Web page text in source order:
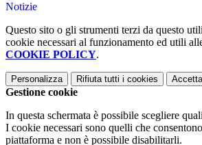
Notizie
Questo sito o gli strumenti terzi da questo
cookie necessari al funzionamento ed utili
COOKIE POLICY.
Personalizza Rifiuta tutti i cookies
Gestione cookie
In questa schermata è possibile scegliere
I cookie necessari sono quelli che
piattaforma e non è possibile disabilitarli.